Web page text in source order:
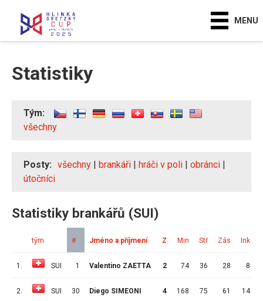
MENU
Statistiky
Tým:
všechny
Posty: všechny | brankáři | hráči v poli | obránci |
útočníci
Statistiky brankářů (SUI)
tým # Jméno a příjmení Z Min Stř Zás Ink
1. SUI 1 Valentino ZAETTA 2 74 36 28 8
2. SUI 30 Diego SIMEONI 4 168 75 61 14